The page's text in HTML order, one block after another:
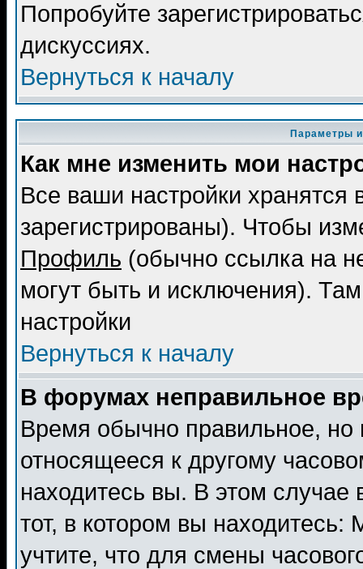
Попробуйте
дискуссиях.
Вернуться к началу
Параметры
Как мне изменить мои
Все ваши настройки
зарегистрированы). Чтобы
Профиль (обычно ссылка на
могут быть и исключения).
настройки
Вернуться к началу
В форумах неправильное
Время обычно правильное,
относящееся к другому
находитесь вы. В этом
тот, в котором вы
учтите, что для смены